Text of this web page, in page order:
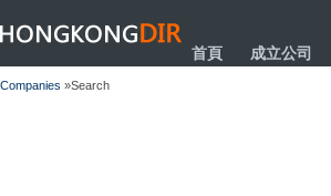
HONGKONGDIR
首頁 成立公司
Companies »Search